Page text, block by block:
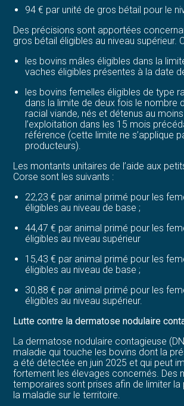
94 € par unité de gros bétail pour le
Des précisions sont apportées
gros bétail éligibles au niveau supérieur.
les bovins mâles éligibles dans la
vaches éligibles présentes à la date
les bovins femelles éligibles de type
dans la limite de deux fois le nombre
racial viande, nés et détenus au
l’exploitation dans les 15 mois
référence (cette limite ne s’applique
producteurs).
Les montants unitaires de l’aide aux
Corse sont les suivants :
22,23 € par animal primé pour les
éligibles au niveau de base ;
44,47 € par animal primé pour les
éligibles au niveau supérieur
15,43 € par animal primé pour les
éligibles au niveau de base ;
30,88 € par animal primé pour les
éligibles au niveau supérieur.
Lutte contre la dermatose nodulaire
La dermatose nodulaire contagieuse
maladie qui touche les bovins dont la
a été détectée en juin 2025 et qui peut
fortement les élevages concernés. Des
temporaires sont prises afin de limiter
la maladie sur le territoire.